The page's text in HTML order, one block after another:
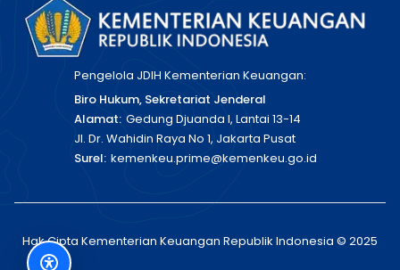
Pengelola JDIH Kementerian Keuangan:
Biro Hukum, Sekretariat Jenderal
Alamat: Gedung Djuanda I, Lantai 13-14
Jl. Dr. Wahidin Raya No 1, Jakarta Pusat
Surel: kemenkeu.prime@kemenkeu.go.id
Hak Cipta Kementerian Keuangan Republik Indonesia © 2025